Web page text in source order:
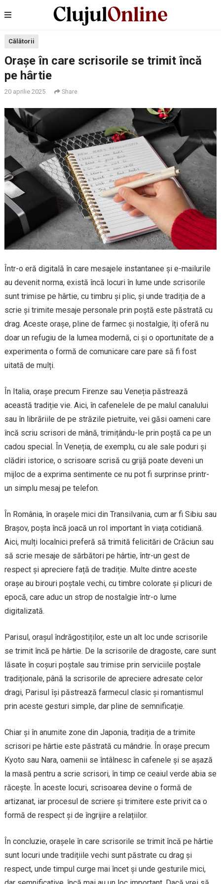
Călătorii
Orașe în care scrisorile se trimit încă
pe hârtie
20 aprilie 2025 Share
Într-o eră digitală în care mesajele instantanee și e-mailurile
au devenit norma, există încă locuri în lume unde scrisorile
sunt trimise pe hârtie, cu timbru și plic, și unde tradiția de a
scrie și trimite mesaje personale prin poștă este păstrată cu
drag. Aceste orașe, pline de farmec și nostalgie, îți oferă nu
doar un refugiu de la lumea modernă, ci și o oportunitate de a
experimenta o formă de comunicare care pare să fi fost
uitată de mulți.
În Italia, orașe precum Firenze sau Veneția păstrează
această tradiție vie. Aici, în cafenelele de pe malul canalului
sau în librăriile de pe străzile pietruite, vei găsi oameni care
încă scriu scrisori de mână, trimițându-le prin poștă ca pe un
cadou special. În Veneția, de exemplu, cu ale sale poduri și
clădiri istorice, o scrisoare scrisă cu grijă poate deveni un
mijloc de a exprima sentimente ce nu pot fi surprinse printr-
un simplu mesaj pe telefon.
În România, în orașele mici din Transilvania, cum ar fi Sibiu sau
Brașov, poșta încă joacă un rol important în viața cotidiană.
Aici, mulți localnici preferă să trimită felicitări de Crăciun sau
să scrie mesaje de sărbători pe hârtie, într-un gest de
respect și apreciere față de tradiție. Multe dintre aceste
orașe au birouri poștale vechi, cu timbre colorate și plicuri de
epocă, care aduc un strop de nostalgie într-o lume
digitalizată.
Parisul, orașul îndrăgostiților, este un alt loc unde scrisorile
se trimit încă pe hârtie. De la scrisorile de dragoste, care sunt
lăsate în coșuri poștale sau trimise prin serviciile poștale
tradiționale, până la scrisorile de apreciere adresate celor
dragi, Parisul își păstrează farmecul clasic și romantismul
prin aceste gesturi simple, dar pline de semnificație.
Chiar și în anumite zone din Japonia, tradiția de a trimite
scrisori pe hârtie este păstrată cu mândrie. În orașe precum
Kyoto sau Nara, oamenii se întâlnesc în cafenele și se așază
la masă pentru a scrie scrisori, în timp ce ceaiul verde abia se
răcește. În aceste locuri, scrisoarea devine o formă de
artizanat, iar procesul de scriere și trimitere este privit ca o
formă de respect și de îngrijire a relațiilor.
În concluzie, orașele în care scrisorile se trimit încă pe hârtie
sunt locuri unde tradițiile vechi sunt păstrate cu drag și
respect, unde timpul curge mai încet și unde gesturile mici,